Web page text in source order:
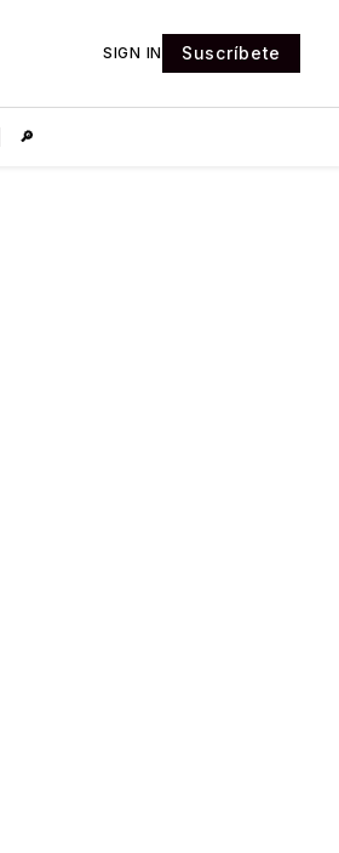
SIGN IN Suscríbete
🔎